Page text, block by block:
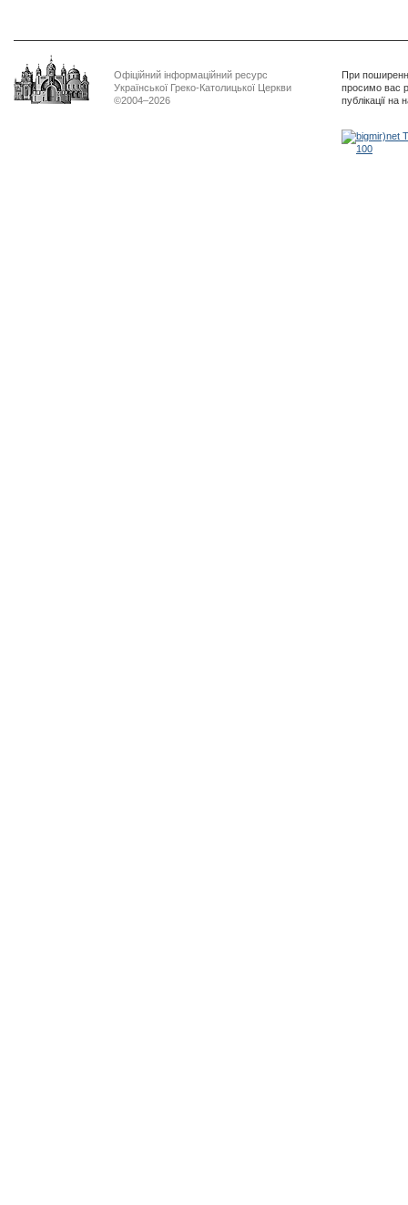
Офіційний інформаційний ресурс
Української Греко-Католицької Церкви
©2004–2026
При
просимо вас
публікації на